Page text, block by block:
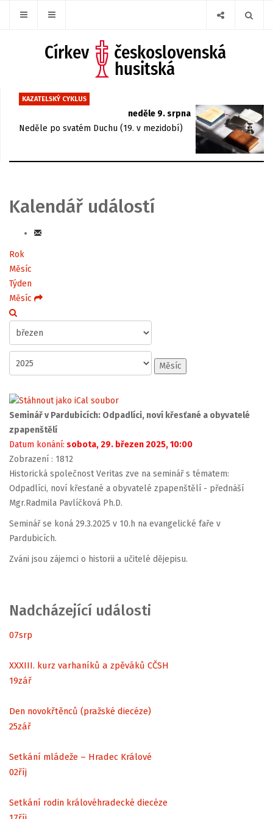
KAZATELSKÝ CYKLUS
neděle 9. srpna
Neděle po svatém Duchu (19. v mezidobí)
Kalendář událostí
Rok
Měsíc
Týden
Měsíc
Měsíc
Seminář v Pardubicích: Odpadlíci, noví křesťané a obyvatelé
zpapenštělí
Datum konání: sobota, 29. březen 2025, 10:00
Zobrazení : 1812
Historická společnost Veritas zve na seminář s tématem:
Odpadlíci, noví křesťané a obyvatelé zpapenštělí - přednáší
Mgr.Radmila Pavlíčková Ph.D.
Seminář se koná 29.3.2025 v 10.h na evangelické faře v
Pardubicích.
Zváni jsou zájemci o historii a učitelé dějepisu.
Nadcházející události
07srp
XXXIII. kurz varhaníků a zpěváků CČSH
19zář
Den novokřtěnců (pražské diecéze)
25zář
Setkání mládeže – Hradec Králové
02říj
Setkání rodin královéhradecké diecéze